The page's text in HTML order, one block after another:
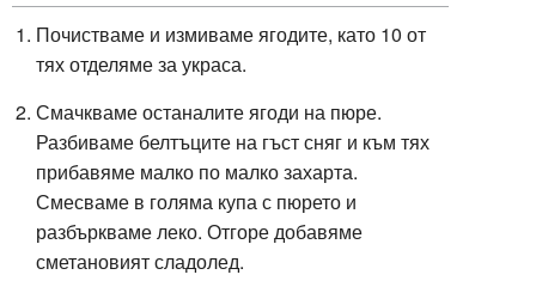
Почистваме и измиваме ягодите, като 10 от
тях отделяме за украса.
Смачкваме останалите ягоди на пюре.
Разбиваме белтъците на гъст сняг и към тях
прибавяме малко по малко захарта.
Смесваме в голяма купа с пюрето и
разбъркваме леко. Отгоре добавяме
сметановият сладолед.